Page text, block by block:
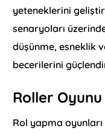
yeteneklerini
senaryoları
düşünme, esneklik
becerilerini
Roller
Rol yapma